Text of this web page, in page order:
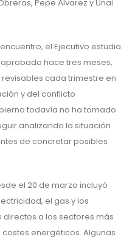
Pepe Álvarez y Unai
el Ejecutivo estudia
hace tres meses,
cada trimestre en
y del conflicto
todavía no ha tomado
analizando la situación
de concretar posibles
el 20 de marzo incluyó
el gas y los
a los sectores más
energéticos. Algunas